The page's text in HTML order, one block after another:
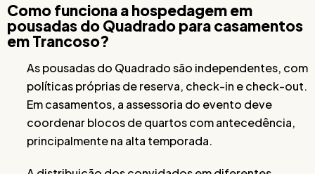
Como funciona a hospedagem em
pousadas do Quadrado para casamentos
em Trancoso?
As pousadas do Quadrado são independentes, com
políticas próprias de reserva, check-in e check-out.
Em casamentos, a assessoria do evento deve
coordenar blocos de quartos com antecedência,
principalmente na alta temporada.